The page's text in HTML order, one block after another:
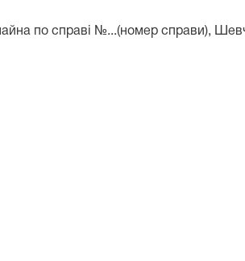
по справі №...(номер справи),